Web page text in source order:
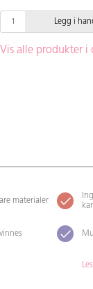
Legg i
Vis alle produkter i
materialer